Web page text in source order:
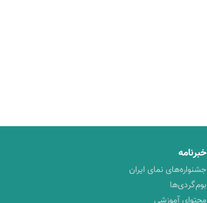
خبرنامه
جشنواره‌های نمای ایران
بوم‌گردی‌ها